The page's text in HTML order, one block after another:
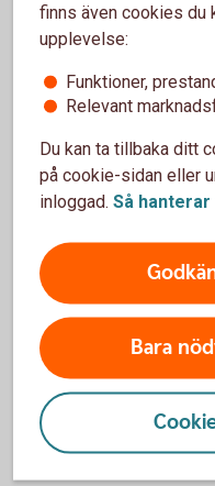
Extra
Erbjud
Företag
finns även cookies du
upplevelse:
Funktioner,
Relevant
Du kan ta tillbaka ditt
på cookie-sidan eller
inloggad. Så hanterar
Bara